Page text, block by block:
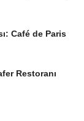
Café de Paris
Restoranı